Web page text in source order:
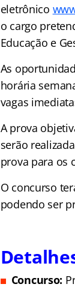
eletrônico
o cargo
Educação e
As
horária
vagas
A prova
serão
prova para os
O concurso
podendo ser
Concurso: